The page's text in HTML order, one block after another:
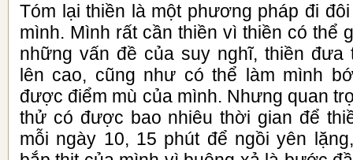
Tóm lại thiền là một phương pháp đi
mình. Mình rất cần thiền vì thiền có thể
những vấn đề của suy nghĩ, thiền đưa
lên cao, cũng như có thể làm mình
được điểm mù của mình. Nhưng quan
thử có được bao nhiêu thời gian để
mỗi ngày 10, 15 phút để ngồi yên